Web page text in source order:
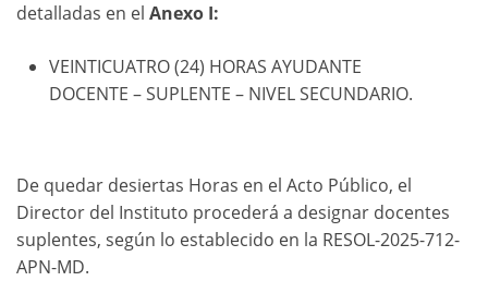
detalladas en el Anexo I:
VEINTICUATRO (24) HORAS AYUDANTE
DOCENTE – SUPLENTE – NIVEL SECUNDARIO.
De quedar desiertas Horas en el Acto Público, el
Director del Instituto procederá a designar docentes
suplentes, según lo establecido en la RESOL-2025-712-
APN-MD.